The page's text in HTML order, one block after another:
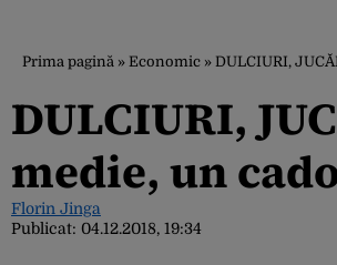
Prima pagină » Economic » DULCIURI,
DULCIURI,
medie, un
Florin Jinga
Publicat: 04.12.2018, 19:34